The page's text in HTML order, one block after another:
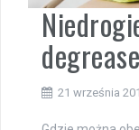
21 września